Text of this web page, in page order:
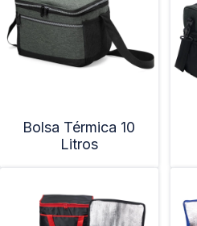
Bolsa Térmica 10
Litros